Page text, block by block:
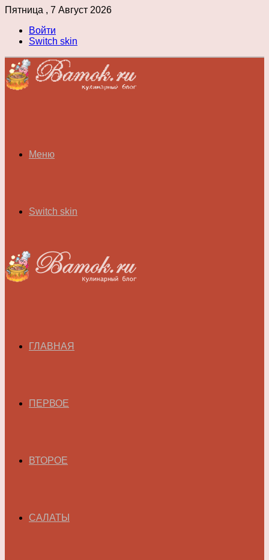
Пятница , 7 Август 2026
Войти
Switch skin
Меню
Switch skin
ГЛАВНАЯ
ПЕРВОЕ
ВТОРОЕ
САЛАТЫ